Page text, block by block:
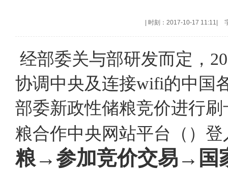
时刻：2017-10-17 11:11
经部委关与部研发而定，
协调中央及连接wifi的中国
部委新政性储粮竞价进行
粮合作中央网站平台（）登
粮→参加竞价交易 → 国